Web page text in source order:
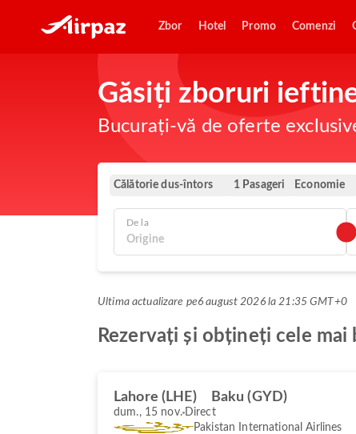
Zbor Hotel Promo Comenzi
Găsiți zboruri
Bucurați-vă de oferte
Călătorie dus-întors 1 Pasageri Economie
De la
Ultima actualizare pe6 august 2026 la 21:35 GMT+0
Rezervați și obțineți cele
Lahore (LHE) Baku (GYD)
dum., 15 nov. Direct
Pakistan International Airlines